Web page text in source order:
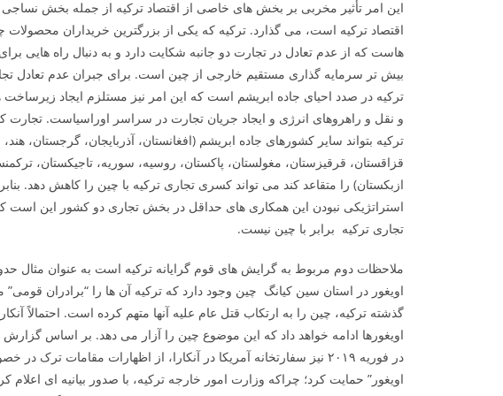
این امر تأثیر مخربی بر بخش ­های خاصی از اقتصاد ترکیه از جمله بخش نساجی
اقتصاد ترکیه است، می­ گذارد. ترکیه که یکی از بزرگترین خریداران
هاست که از عدم تعادل در تجارت دو جانبه شکایت دارد و به دنبال راه­ هایی
بیش ­تر سرمایه­ گذاری مستقیم خارجی از چین است. برای جبران عدم تعادل
ترکیه در صدد احیای جاده ابریشم است که این امر نیز مستلزم ایجاد
و نقل و راهروهای انرژی و ایجاد جریان تجارت در سراسر اوراسیاست. تجارت
ترکیه بتواند سایر کشورهای جاده ابریشم (افغانستان، آذربایجان، گرجستان، هند،
قزاقستان، قرقیزستان، مغولستان، پاکستان، روسیه، سوریه، تاجیکستان،
ازبکستان) را متقاعد کند می­ تواند کسری تجاری ترکیه با چین را کاهش دهد.
استراتژیکی نبودن این همکاری­ های حداقل در بخش تجاری دو کشور این است
تجاری ترکیه برابر با چین نیست.
اویغور در استان سین کیانگ چین وجود دارد که ترکیه آن ها را “برادران قومی”
گذشته ترکیه، چین را به ارتکاب قتل عام علیه آن­ها متهم کرده است. احتمالاً
اویغورها ادامه خواهد داد که این موضوع چین را آزار می دهد. بر اساس
در فوریه ۲۰۱۹ نیز سفارتخانه آمریکا در آنکارا، از اظهارات مقامات ترک
اویغور” حمایت کرد؛ چراکه وزارت امور خارجه ترکیه، با صدور بیانیه ای اعلام